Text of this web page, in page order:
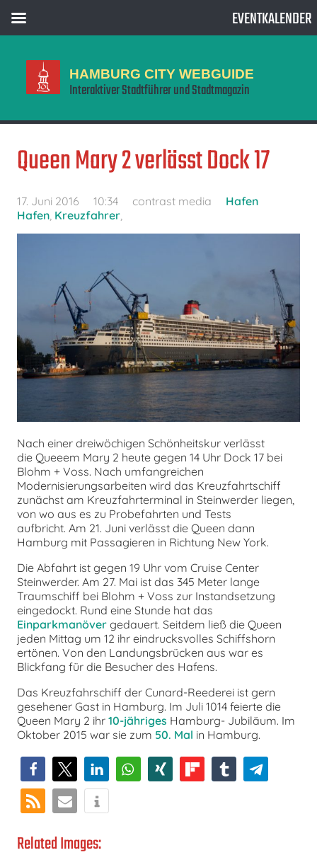
HAMBURG CITY WEBGUIDE
Interaktiver Stadtführer und Stadtmagazin
Queen Mary 2 verlässt Dock 17
17. Juni 2016 10:34 contrast media
Hafen
Hafen Kreuzfahrer
Nach einer dreiwöchigen Schönheitskur verlässt
die Queeem Mary 2 heute gegen 14 Uhr Dock 17 bei
Blohm + Voss. Nach umfangreichen
Modernisierungsarbeiten wird das Kreuzfahrtschiff
zunächst am Kreuzfahrterminal in Steinwerder liegen,
von wo aus es zu Probefahrten und Tests
aufbricht. Am 21. Juni verlässt die Queen dann
Hamburg mit Passagieren in Richtung New York.
Die Abfahrt ist gegen 19 Uhr vom Cruise Center
Steinwerder. Am 27. Mai ist das 345 Meter lange
Traumschiff bei Blohm + Voss zur Instandsetzung
eingedockt. Rund eine Stunde hat das
Einparkmanöver gedauert. Seitdem ließ die Queen
jeden Mittag um 12 ihr eindrucksvolles Schiffshorn
ertönen. Von den Landungsbrücken aus war es
Blickfang für die Besucher des Hafens.
Das Kreuzfahrschiff der Cunard-Reederei ist gern
gesehener Gast in Hamburg. Im Juli 1014 feierte die
Queen Mary 2 ihr 10-jähriges Hamburg- Jubiläum. Im
Oktober 2015 war sie zum 50. Mal in Hamburg.
Related Images:
EVENTKALENDER